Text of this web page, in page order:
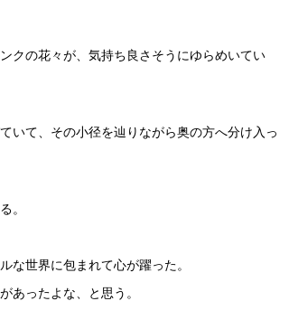
クの花々が、気持ち良さそうにゆらめいてい
いて、その小径を辿りながら奥の方へ分け入っ
。
な世界に包まれて心が躍った。
あったよな、と思う。